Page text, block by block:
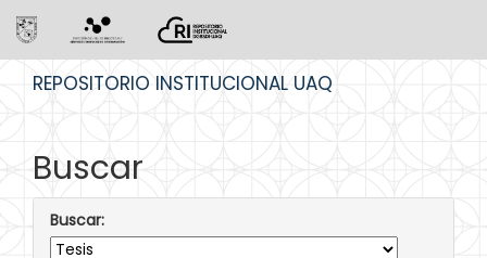
REPOSITORIO INSTITUCIONAL UAQ
Buscar
Buscar: